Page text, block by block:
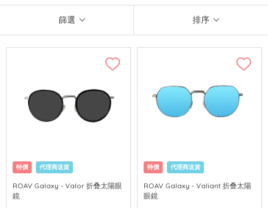
篩選 排序
特價 代理商送貨
ROAV Galaxy - Valor 折叠太陽眼
鏡
特價 代理商送貨
ROAV Galaxy - Valiant 折叠太陽
眼鏡